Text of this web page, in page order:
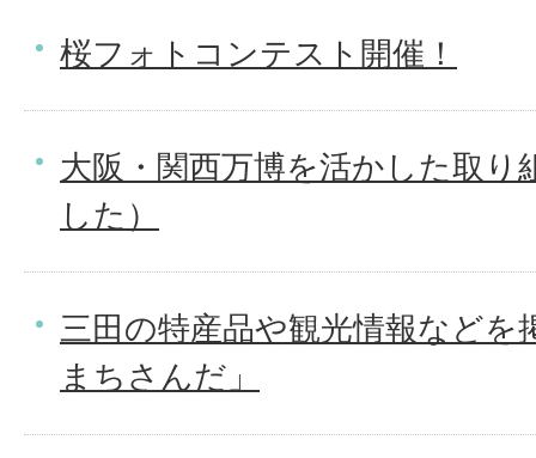
桜フォトコンテスト開催！
大阪・関西万博を活かした取り
した）
三田の特産品や観光情報などを
まちさんだ」